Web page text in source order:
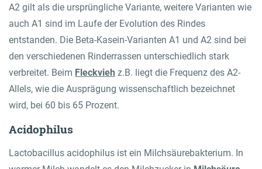
A2 gilt als die ursprüngliche Variante, weitere Varianten wie
auch A1 sind im Laufe der Evolution des Rindes
entstanden. Die Beta-Kasein-Varianten A1 und A2 sind bei
den verschiedenen Rinderrassen unterschiedlich stark
verbreitet. Beim Fleckvieh z.B. liegt die Frequenz des A2-
Allels, wie die Ausprägung wissenschaftlich bezeichnet
wird, bei 60 bis 65 Prozent.
Acidophilus
Lactobacillus acidophilus ist ein Milchsäurebakterium. In